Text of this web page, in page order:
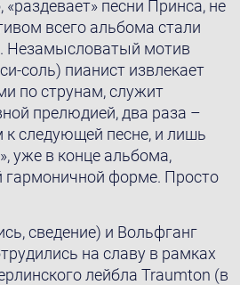
песни Принса, не
всего альбома стали
Незамысловатый мотив
соль) пианист извлекает
по струнам, служит
прелюдией, два раза –
следующей песне, и лишь
уже в конце альбома,
гармоничной форме. Просто
сведение) и Вольфганг
на славу в рамках
лейбла Traumton (в